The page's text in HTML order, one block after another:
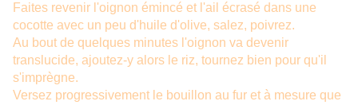
Faites revenir l'oignon émincé et l'ail écrasé dans une
cocotte avec un peu d'huile d'olive, salez, poivrez.
Au bout de quelques minutes l'oignon va devenir
translucide, ajoutez-y alors le riz, tournez bien pour qu'il
s'imprègne.
Versez progressivement le bouillon au fur et à mesure que